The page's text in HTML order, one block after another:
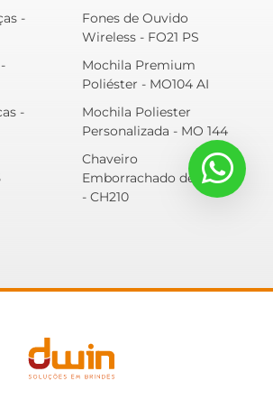
-
Fones de Ouvido
Wireless - FO21 PS
-
Mochila Premium
Poliéster - MO104 AI
Mochila Poliester
Personalizada - MO 144
Chaveiro
Emborrachado de Vôlei
- CH210